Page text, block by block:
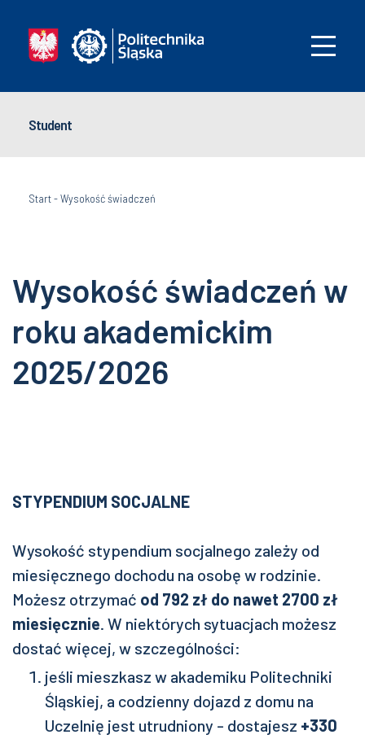
Student
Start-Wysokość świadczeń
Wysokość świadczeń w
roku akademickim
2025/2026
STYPENDIUM SOCJALNE
Wysokość stypendium socjalnego zależy od
miesięcznego dochodu na osobę w rodzinie.
Możesz otrzymać od 792 zł do nawet 2700 zł
miesięcznie. W niektórych sytuacjach możesz
dostać więcej, w szczególności:
jeśli mieszkasz w akademiku Politechniki
Śląskiej, a codzienny dojazd z domu na
Uczelnię jest utrudniony - dostajesz +330